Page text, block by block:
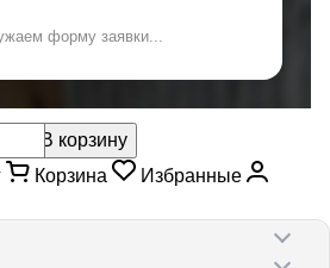
форму заявки...
В корзину
Корзина
Избранные